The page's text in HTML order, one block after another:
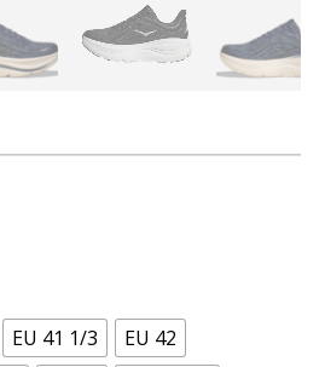
EU 41 1/3
EU 42